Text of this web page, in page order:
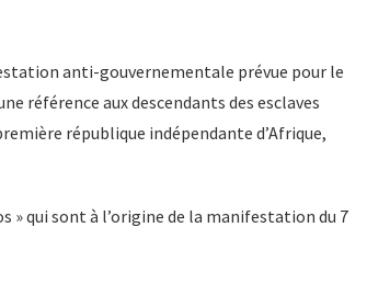
anti-gouvernementale prévue pour le
référence aux descendants des esclaves
république indépendante d’Afrique,
» qui sont à l’origine de la manifestation du 7